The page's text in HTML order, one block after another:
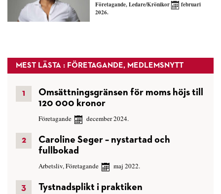
Företagande,Ledare/Krönikor
februari
2026.
MEST LÄSTA : FÖRETAGANDE, MEDLEMSNYTT
Omsättningsgränsen för moms höjs till
120 000 kronor
Företagande december 2024.
Caroline Seger – nystartad och
fullbokad
Arbetsliv,Företagande maj 2022.
Tystnadsplikt i praktiken